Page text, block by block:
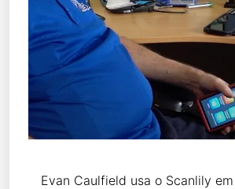
Evan Caulfield usa o Scanlily